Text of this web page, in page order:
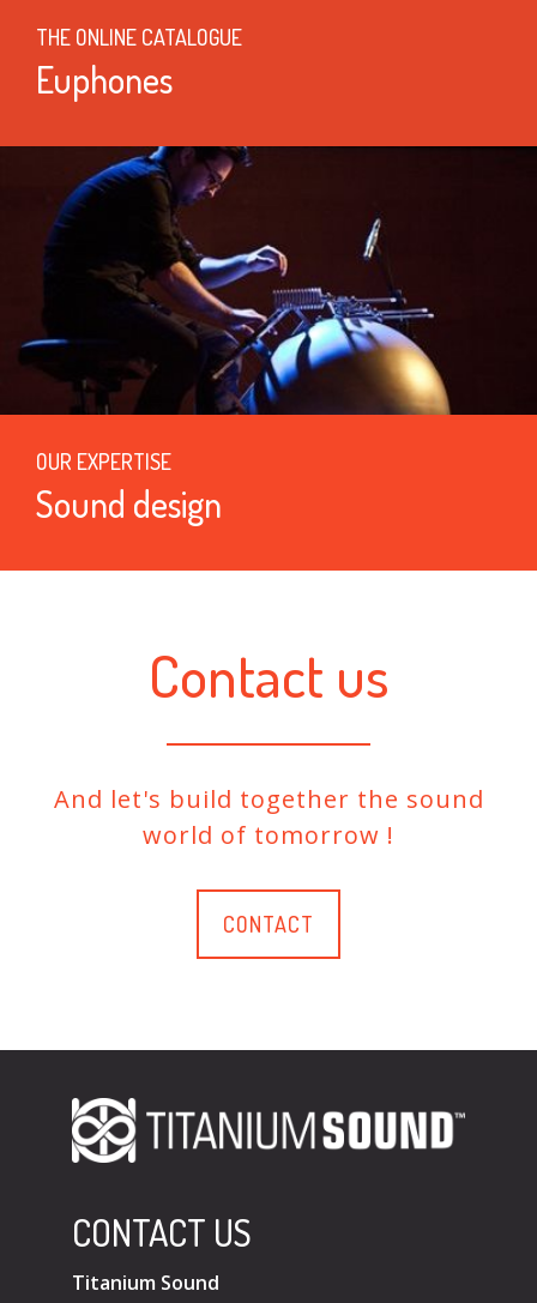
THE ONLINE CATALOGUE
Euphones
OUR EXPERTISE
Sound design
Contact us
And let's build together the sound
world of tomorrow !
CONTACT
CONTACT US
Titanium Sound